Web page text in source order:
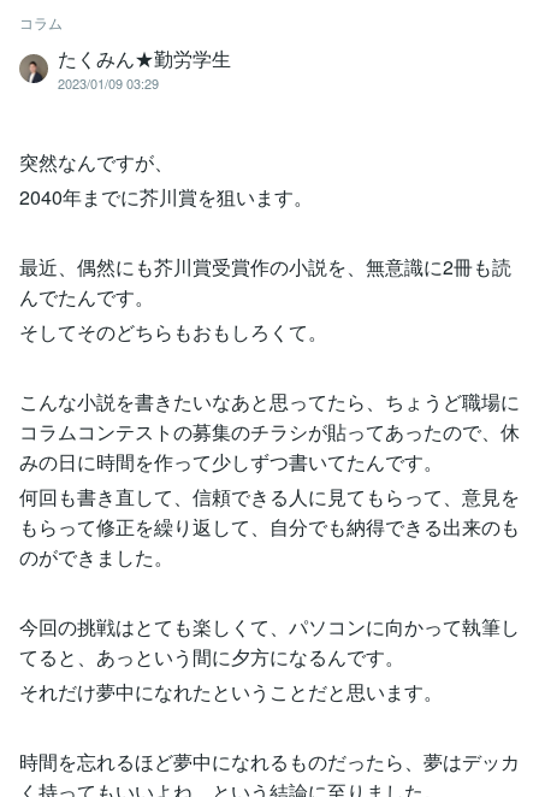
コラム
たくみん★勤労学生
2023/01/09 03:29
突然なんですが、
2040年までに芥川賞を狙います。
最近、偶然にも芥川賞受賞作の小説を、無意識に2冊も読
んでたんです。
そしてそのどちらもおもしろくて。
こんな小説を書きたいなあと思ってたら、ちょうど職場に
コラムコンテストの募集のチラシが貼ってあったので、休
みの日に時間を作って少しずつ書いてたんです。
何回も書き直して、信頼できる人に見てもらって、意見を
もらって修正を繰り返して、自分でも納得できる出来のも
のができました。
今回の挑戦はとても楽しくて、パソコンに向かって執筆し
てると、あっという間に夕方になるんです。
それだけ夢中になれたということだと思います。
時間を忘れるほど夢中になれるものだったら、夢はデッカ
く持ってもいいよね、という結論に至りました。